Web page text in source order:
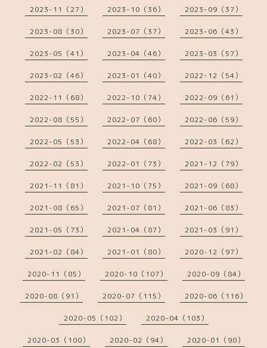
2023-11（27） 2023-10（36） 2023-09（37）
2023-08（30） 2023-07（37） 2023-06（43）
2023-05（41） 2023-04（46） 2023-03（57）
2023-02（46） 2023-01（40） 2022-12（54）
2022-11（68） 2022-10（74） 2022-09（61）
2022-08（55） 2022-07（60） 2022-06（59）
2022-05（53） 2022-04（68） 2022-03（62）
2022-02（53） 2022-01（73） 2021-12（79）
2021-11（81） 2021-10（75） 2021-09（68）
2021-08（65） 2021-07（81） 2021-06（83）
2021-05（73） 2021-04（87） 2021-03（91）
2021-02（84） 2021-01（80） 2020-12（97）
2020-11（85） 2020-10（107） 2020-09（84）
2020-08（91） 2020-07（115） 2020-06（116）
2020-05（102） 2020-04（103）
2020-03（100） 2020-02（94） 2020-01（90）